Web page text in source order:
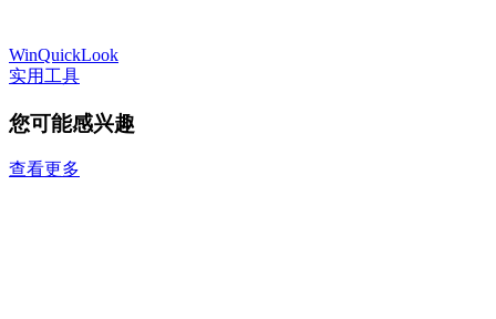
WinQuickLook
实用工具
您可能感兴趣
查看更多